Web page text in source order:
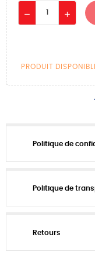
PRODUIT
Politique de
Politique de
Retours